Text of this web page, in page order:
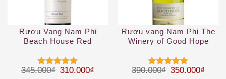
Rượu Vang Nam Phi
Beach House Red
Được xếp
345.000₫ Giá gốc là: 345.000₫.
310.000₫ Giá hiện tại là: 310.000₫.
Rượu vang Nam Phi The
Winery of Good Hope
Được xếp
390.000₫ Giá gốc là:
350.000₫